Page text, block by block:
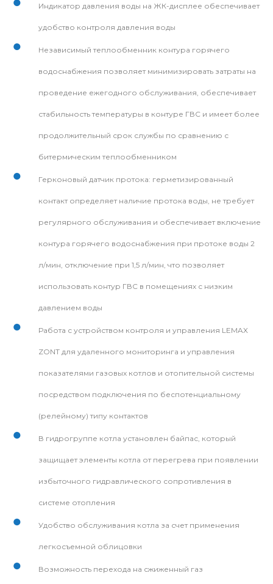
Индикатор давления воды на ЖК-дисплее обеспечивает
удобство контроля давления воды
Независимый теплообменник контура горячего
водоснабжения позволяет минимизировать затраты на
проведение ежегодного обслуживания, обеспечивает
стабильность температуры в контуре ГВС и имеет более
продолжительный срок службы по сравнению с
битермическим теплообменником
Герконовый датчик протока: герметизированный
контакт определяет наличие протока воды, не требует
регулярного обслуживания и обеспечивает включение
контура горячего водоснабжения при протоке воды 2
л/мин, отключение при 1,5 л/мин, что позволяет
использовать контур ГВС в помещениях с низким
давлением воды
Работа с устройством контроля и управления LEMAX
ZONT для удаленного мониторинга и управления
показателями газовых котлов и отопительной системы
посредством подключения по беспотенциальному
(релейному) типу контактов
В гидрогруппе котла установлен байпас, который
защищает элементы котла от перегрева при появлении
избыточного гидравлического сопротивления в
системе отопления
Удобство обслуживания котла за счет применения
легкосъемной облицовки
Возможность перехода на сжиженный газ